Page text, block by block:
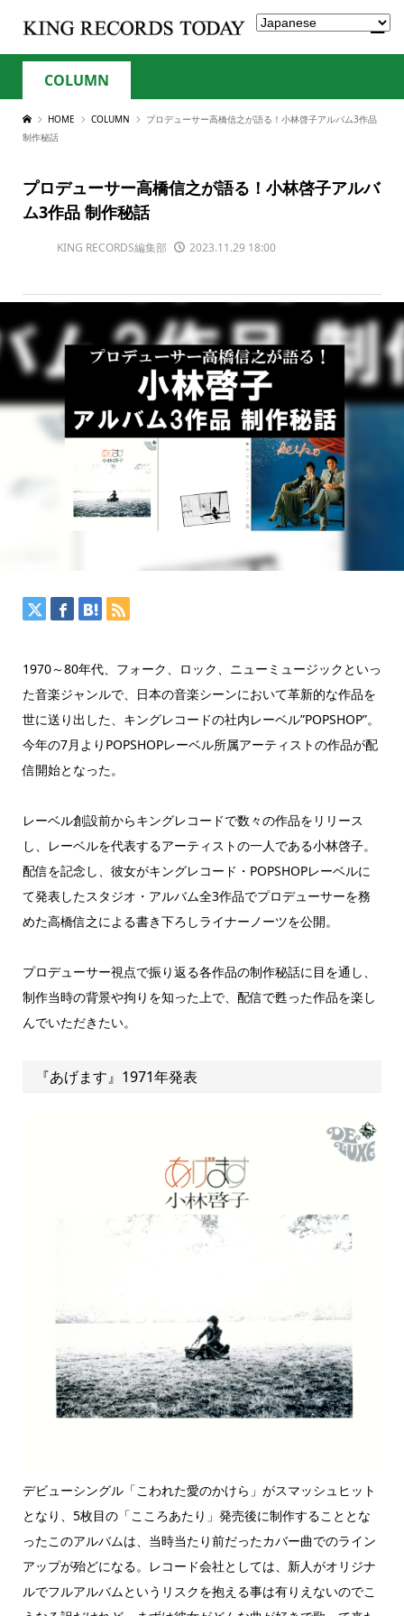
COLUMN
HOME COLUMN
プロデューサー高橋信之が語る！小林啓子アルバム3作品
制作秘話
プロデューサー高橋信之が語る！小林啓子アルバ
ム3作品 制作秘話
KING RECORDS編集部 2023.11.29 18:00
1970～80年代、フォーク、ロック、ニューミュージックといっ
た音楽ジャンルで、日本の音楽シーンにおいて革新的な作品を
世に送り出した、キングレコードの社内レーベル”POPSHOP”。
今年の7月よりPOPSHOPレーベル所属アーティストの作品が配
信開始となった。
レーベル創設前からキングレコードで数々の作品をリリース
し、レーベルを代表するアーティストの一人である小林啓子。
配信を記念し、彼女がキングレコード・POPSHOPレーベルに
て発表したスタジオ・アルバム全3作品でプロデューサーを務
めた高橋信之による書き下ろしライナーノーツを公開。
プロデューサー視点で振り返る各作品の制作秘話に目を通し、
制作当時の背景や拘りを知った上で、配信で甦った作品を楽し
んでいただきたい。
『あげます』1971年発表
デビューシングル「こわれた愛のかけら」がスマッシュヒット
となり、5枚目の「こころあたり」発売後に制作することとな
ったこのアルバムは、当時当たり前だったカバー曲でのライン
アップが殆どになる。レコード会社としては、新人がオリジナ
ルでフルアルバムというリスクを抱える事は有りえないのでこ